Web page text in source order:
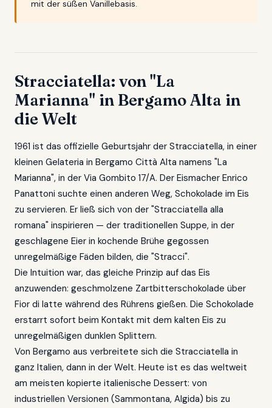
mit der süßen Vanillebasis.
Stracciatella: von "La
Marianna" in Bergamo Alta in
die Welt
1961 ist das offizielle Geburtsjahr der Stracciatella, in einer
kleinen Gelateria in Bergamo Città Alta namens "La
Marianna", in der Via Gombito 17/A. Der Eismacher Enrico
Panattoni suchte einen anderen Weg, Schokolade im Eis
zu servieren. Er ließ sich von der "Stracciatella alla
romana" inspirieren — der traditionellen Suppe, in der
geschlagene Eier in kochende Brühe gegossen
unregelmäßige Fäden bilden, die "Stracci".
Die Intuition war, das gleiche Prinzip auf das Eis
anzuwenden: geschmolzene Zartbitterschokolade über
Fior di latte während des Rührens gießen. Die Schokolade
erstarrt sofort beim Kontakt mit dem kalten Eis zu
unregelmäßigen dunklen Splittern.
Von Bergamo aus verbreitete sich die Stracciatella in
ganz Italien, dann in der Welt. Heute ist es das weltweit
am meisten kopierte italienische Dessert: von
industriellen Versionen (Sammontana, Algida) bis zu